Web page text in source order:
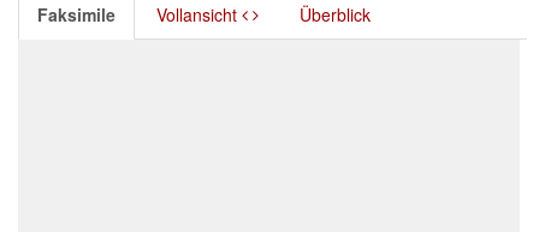
Faksimile Vollansicht Überblick